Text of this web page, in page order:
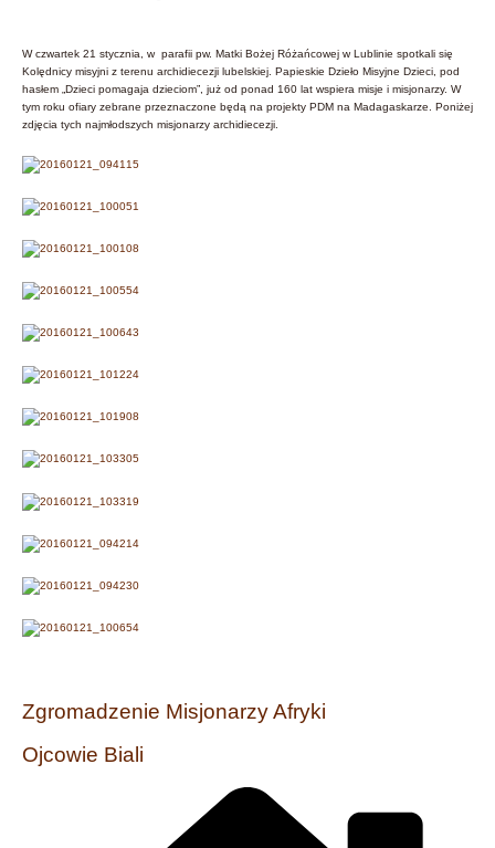
W czwartek 21 stycznia, w parafii pw. Matki Bożej Różańcowej w Lublinie spotkali się
Kolędnicy misyjni z terenu archidiecezji lubelskiej. Papieskie Dzieło Misyjne Dzieci, pod
hasłem „Dzieci pomagaja dzieciom”, już od ponad 160 lat wspiera misje i misjonarzy. W
tym roku ofiary zebrane przeznaczone będą na projekty PDM na Madagaskarze. Poniżej
zdjęcia tych najmłodszych misjonarzy archidiecezji.
Zgromadzenie Misjonarzy Afryki
Ojcowie Biali